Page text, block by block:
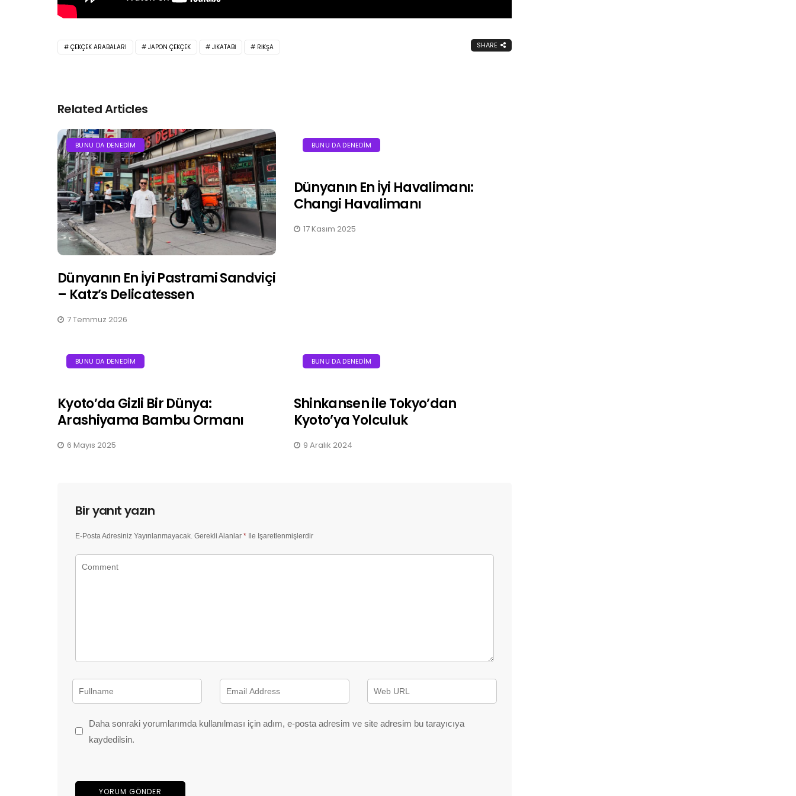
ÇEKÇEK ARABALARI JAPON ÇEKÇEK JIKATABI RIKŞA SHARE
Related Articles
BUNU DA DENEDIM
Dünyanın En İyi Pastrami Sandviçi
– Katz’s Delicatessen
7 Temmuz 2026
BUNU DA DENEDIM
Dünyanın En İyi Havalimanı:
Changi Havalimanı
17 Kasım 2025
BUNU DA DENEDIM
Kyoto’da Gizli Bir Dünya:
Arashiyama Bambu Ormanı
6 Mayıs 2025
BUNU DA DENEDIM
Shinkansen ile Tokyo’dan
Kyoto’ya Yolculuk
9 Aralık 2024
Bir yanıt yazın
E-Posta Adresiniz Yayınlanmayacak. Gerekli Alanlar * Ile Işaretlenmişlerdir
Daha sonraki yorumlarımda kullanılması için adım, e-posta adresim ve site adresim bu tarayıcıya
kaydedilsin.